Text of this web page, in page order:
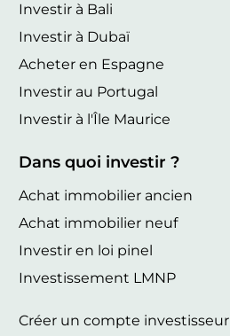
Investir à Bali
Investir à Dubaï
Acheter en Espagne
Investir au Portugal
Investir à l'Île Maurice
Dans quoi investir ?
Achat immobilier ancien
Achat immobilier neuf
Investir en loi pinel
Investissement LMNP
Créer un compte investisseur